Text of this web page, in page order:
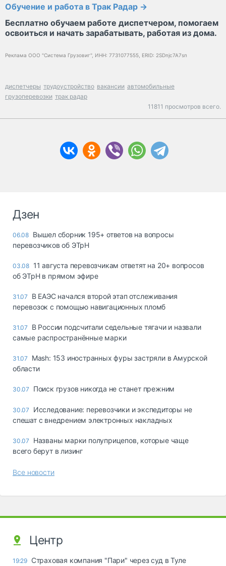
Обучение и работа в Трак Радар →
Бесплатно обучаем работе диспетчером, помогаем
освоиться и начать зарабатывать, работая из дома.
Реклама ООО "Система Грузовиг", ИНН: 7731077555, ERID: 2SDnjc7A7sn
диспетчеры трудоустройство вакансии автомобильные
грузоперевозки трак радар
11811 просмотров всего.
Дзен
06.08 Вышел сборник 195+ ответов на вопросы
перевозчиков об ЭТрН
03.08 11 августа перевозчикам ответят на 20+ вопросов
об ЭТрН в прямом эфире
31.07
В ЕАЭС начался второй этап отслеживания
перевозок с помощью навигационных пломб
31.07
В России подсчитали седельные тягачи и назвали
самые распространённые марки
31.07
Mash: 153 иностранных фуры застряли в Амурской
области
30.07 Поиск грузов никогда не станет прежним
30.07
Исследование: перевозчики и экспедиторы не
спешат с внедрением электронных накладных
30.07
Названы марки полуприцепов, которые чаще
всего берут в лизинг
Все новости
Центр
19:29 Страховая компания "Пари" через суд в Туле